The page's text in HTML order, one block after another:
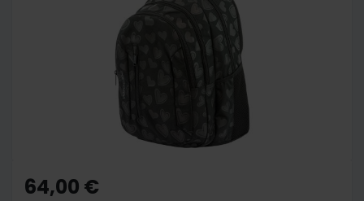
the
beginning
64,00 €